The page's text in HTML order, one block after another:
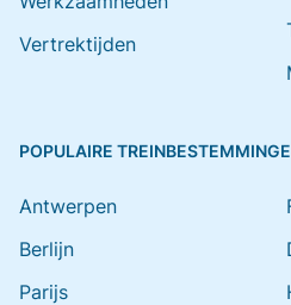
Vertrektijden
POPULAIRE
Antwerpen
Berlijn
Parijs